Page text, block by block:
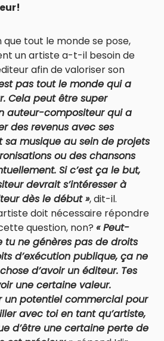
que tout le monde se pose,
un artiste a-t-il besoin de
afin de valoriser son
pas tout le monde qui a
Cela peut être super
auteur-compositeur qui a
des revenus avec ses
musique au sein de projets
ou des chansons
Si c’est ça le but,
devrait s’intéresser à
dès le début », dit-il.
doit nécessaire répondre
question, non? « Peut-
tu ne génères pas de droits
d’exécution publique, ça ne
d’avoir un éditeur. Tes
une certaine valeur.
un potentiel commercial pour
avec toi en tant qu’artiste,
d’être une certaine perte de